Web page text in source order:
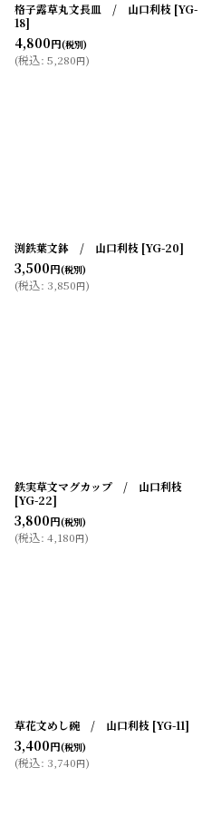
格子露草丸文長皿 / 山口利枝 [YG-
18]
4,800円(税別)
(税込: 5,280円)
渕鉄葉文鉢 / 山口利枝 [YG-20]
3,500円(税別)
(税込: 3,850円)
鉄実草文マグカップ / 山口利枝
[YG-22]
3,800円(税別)
(税込: 4,180円)
草花文めし碗 / 山口利枝 [YG-11]
3,400円(税別)
(税込: 3,740円)